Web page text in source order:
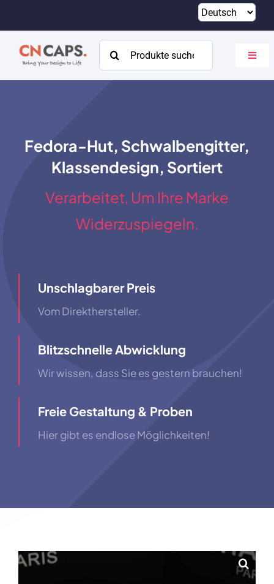
springen
Suchen
nach:
Katalog
Fedora-Hut, Schwalbengitter,
Klassendesign, Sortiert
Verarbeitet, Um Ihre Marke
Widerzuspiegeln.
Unschlagbarer Preis
Vom Direkthersteller.
Blitzschnelle Abwicklung
Wir wissen, dass Sie es gestern brauchen!
Freie Gestaltung & Proben
Hier gibt es endlose Möglichkeiten!